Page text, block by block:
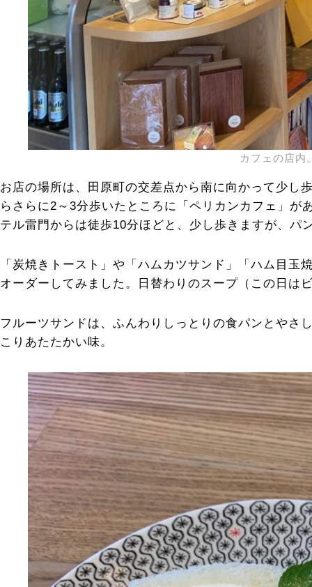
カフェの店内
お店の場所は、田原町の交差点から南に向かって少し
らさらに2～3分歩いたところに「ペリカンカフェ」
テル雷門からは徒歩10分ほどと、少し歩きますが、パ
「炭焼きトースト」や「ハムカツサンド」「ハム目
オーダーしてみました。日替わりのスープ（この日は
フルーツサンドは、ふんわりしっとりの食パンとやさ
こりあたたかい味。